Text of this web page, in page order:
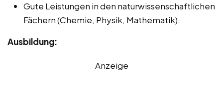
Gute Leistungen in den naturwissenschaftlichen
Fächern (Chemie, Physik, Mathematik).
Ausbildung:
Anzeige